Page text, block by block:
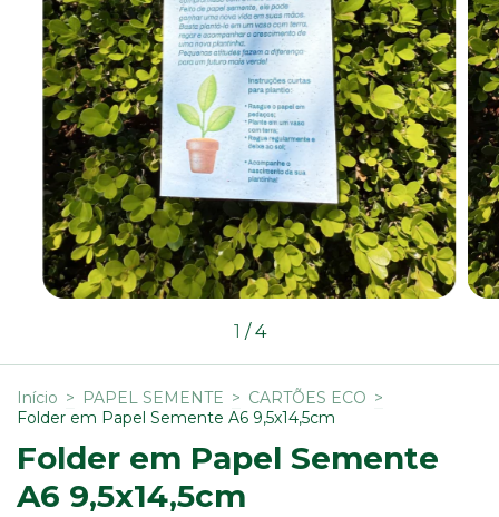
1 /4
Início > PAPEL SEMENTE > CARTÕES ECO >
Folder em Papel Semente A6 9,5x14,5cm
Folder em Papel Semente
A6 9,5x14,5cm